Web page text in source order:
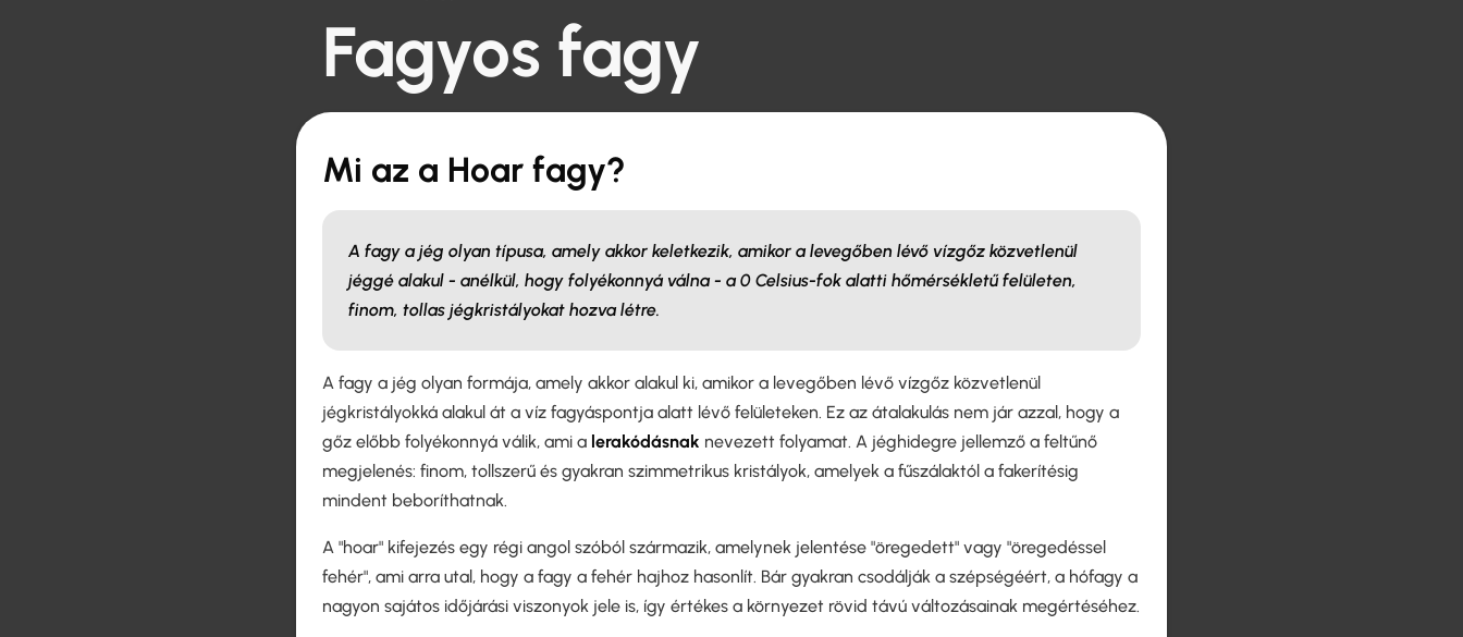
Fagyos fagy
Mi az a Hoar fagy?
A fagy a jég olyan típusa, amely akkor keletkezik, amikor a levegőben lévő vízgőz közvetlenül
jéggé alakul - anélkül, hogy folyékonnyá válna - a 0 Celsius-fok alatti hőmérsékletű felületen,
finom, tollas jégkristályokat hozva létre.
A fagy a jég olyan formája, amely akkor alakul ki, amikor a levegőben lévő vízgőz közvetlenül
jégkristályokká alakul át a víz fagyáspontja alatt lévő felületeken. Ez az átalakulás nem jár azzal, hogy a
gőz előbb folyékonnyá válik, ami a lerakódásnak nevezett folyamat. A jéghidegre jellemző a feltűnő
megjelenés: finom, tollszerű és gyakran szimmetrikus kristályok, amelyek a fűszálaktól a fakerítésig
mindent beboríthatnak.
A "hoar" kifejezés egy régi angol szóból származik, amelynek jelentése "öregedett" vagy "öregedéssel
fehér", ami arra utal, hogy a fagy a fehér hajhoz hasonlít. Bár gyakran csodálják a szépségéért, a hófagy a
nagyon sajátos időjárási viszonyok jele is, így értékes a környezet rövid távú változásainak megértéséhez.